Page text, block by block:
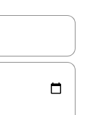
je een keuze